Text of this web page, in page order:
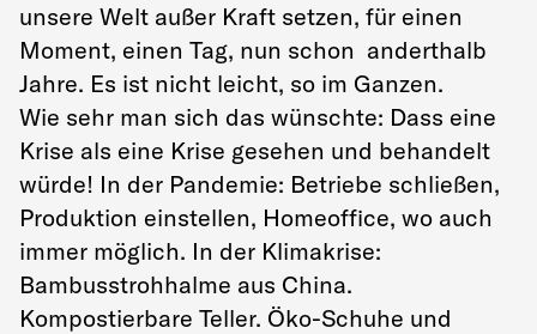
unsere Welt außer Kraft setzen, für einen
Moment, einen Tag, nun schon anderthalb
Jahre. Es ist nicht leicht, so im Ganzen.
Wie sehr man sich das wünschte: Dass eine
Krise als eine Krise gesehen und behandelt
würde! In der Pandemie: Betriebe schließen,
Produktion einstellen, Homeoffice, wo auch
immer möglich. In der Klimakrise:
Bambusstrohhalme aus China.
Kompostierbare Teller. Öko-Schuhe und